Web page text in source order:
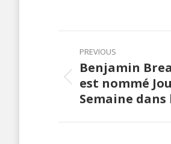
Post
navigation
PREVIOUS
Previous
post:
Benjamin
est nommé
Semaine dans